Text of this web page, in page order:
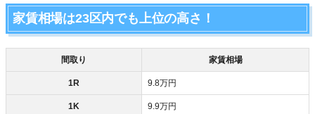
家賃相場は23区内でも上位の高さ！
間取り 家賃相場
1R 9.8万円
1K 9.9万円